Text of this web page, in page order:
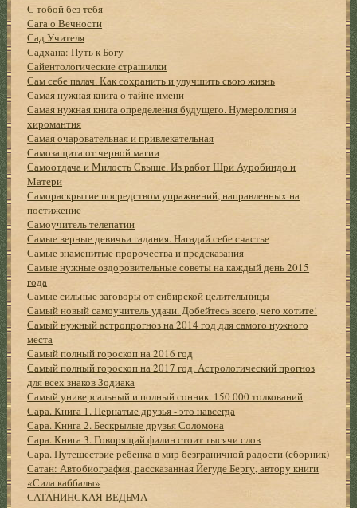
С тобой без тебя
Сага о Вечности
Сад Учителя
Садхана: Путь к Богу
Сайентологические страшилки
Сам себе палач. Как сохранить и улучшить свою жизнь
Самая нужная книга о тайне имени
Самая нужная книга определения будущего. Нумерология и
хиромантия
Самая очаровательная и привлекательная
Самозащита от черной магии
Самоотдача и Милость Свыше. Из работ Шри Ауробиндо и
Матери
Самораскрытие посредством упражнений, направленных на
постижение
Самоучитель телепатии
Самые верные девичьи гадания. Нагадай себе счастье
Самые знаменитые пророчества и предсказания
Самые нужные оздоровительные советы на каждый день 2015
года
Самые сильные заговоры от сибирской целительницы
Самый новый самоучитель удачи. Добейтесь всего, чего хотите!
Самый нужный астропрогноз на 2014 год для самого нужного
места
Самый полный гороскоп на 2016 год
Самый полный гороскоп на 2017 год. Астрологический прогноз
для всех знаков Зодиака
Самый универсальный и полный сонник. 150 000 толкований
Сара. Книга 1. Пернатые друзья - это навсегда
Сара. Книга 2. Бескрылые друзья Соломона
Сара. Книга 3. Говорящий филин стоит тысячи слов
Сара. Путешествие ребенка в мир безграничной радости (сборник)
Сатан: Автобиография, рассказанная Йегуде Бергу, автору книги
«Сила каббалы»
САТАНИНСКАЯ ВЕДЬМА